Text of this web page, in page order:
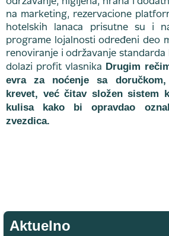
na marketing, rezervacione
hotelskih lanaca prisutne su i
programe lojalnosti određeni deo
renoviranje i održavanje standarda
dolazi profit vlasnika Drugim
evra za noćenje sa
krevet, već čitav složen sistem
kulisa kako bi opravdao
zvezdica.
Aktuelno